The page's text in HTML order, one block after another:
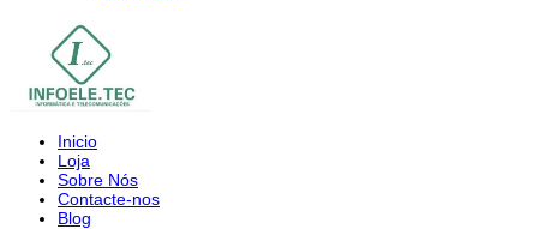
Inicio
Loja
Sobre Nós
Contacte-nos
Blog